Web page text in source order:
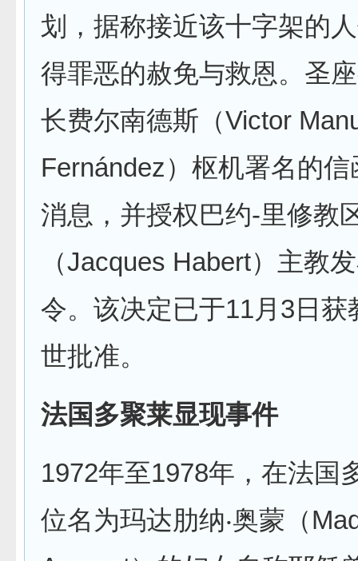
划，据称接近该十字架的
得罪恶的赦免与救恩。圣
长费尔南德斯（Victor
Fernández）枢机署名的
消息，并授权巴约-里修教
（Jacques Habert）主教
令。该决定已于11月3日获
世批准。
法国多聚莱显现事件
1972年至1978年，在法国
位名为玛达肋纳‧奥蒙（